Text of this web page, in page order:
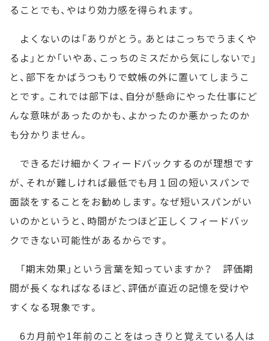
ることでも、やはり効力感を得られます。
よくないのは「ありがとう。あとはこっちでうまくや
るよ」とか「いやあ、こっちのミスだから気にしないで」
と、部下をかばうつもりで蚊帳の外に置いてしまうこ
とです。これでは部下は、自分が懸命にやった仕事にど
んな意味があったのかも、よかったのか悪かったのか
も分かりません。
できるだけ細かくフィードバックするのが理想です
が、それが難しければ最低でも月１回の短いスパンで
面談をすることをお勧めします。なぜ短いスパンがい
いのかというと、時間がたつほど正しくフィードバッ
クできない可能性があるからです。
「期末効果」という言葉を知っていますか？ 評価期
間が長くなればなるほど、評価が直近の記憶を受けや
すくなる現象です。
6カ月前や1年前のことをはっきりと覚えている人は